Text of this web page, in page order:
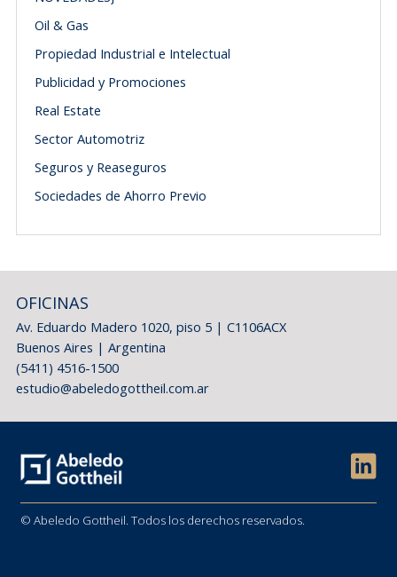
Oil & Gas
Propiedad Industrial e Intelectual
Publicidad y Promociones
Real Estate
Sector Automotriz
Seguros y Reaseguros
Sociedades de Ahorro Previo
OFICINAS
Av. Eduardo Madero 1020, piso 5 | C1106ACX
Buenos Aires | Argentina
(5411) 4516-1500
estudio@abeledogottheil.com.ar
© Abeledo Gottheil. Todos los derechos reservados.